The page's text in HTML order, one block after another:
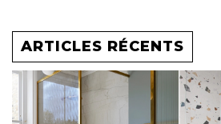
ARTICLES RÉCENTS